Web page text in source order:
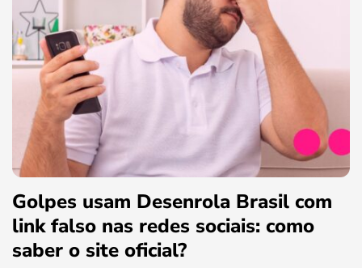
Golpes usam Desenrola Brasil com
link falso nas redes sociais: como
saber o site oficial?